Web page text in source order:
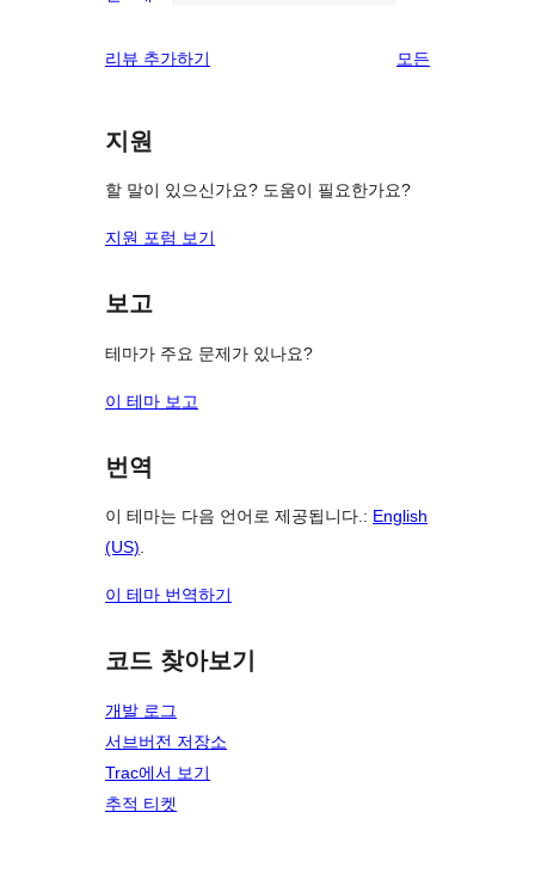
기
후
0/1-
점
기
리뷰 추가하기 모든
지원
할 말이 있으신가요? 도움이 필요한가요?
지원 포럼 보기
보고
테마가 주요 문제가 있나요?
이 테마 보고
번역
이 테마는 다음 언어로 제공됩니다.: English
(US).
이 테마 번역하기
코드 찾아보기
개발 로그
서브버전 저장소
Trac에서 보기
추적 티켓